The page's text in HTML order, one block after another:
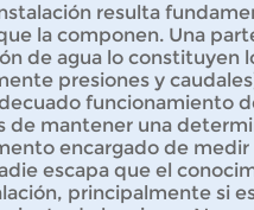
resulta
la componen. Una
de agua lo constituyen
presiones y
funcionamiento
de mantener una
encargado de medir
escapa que el
principalmente si